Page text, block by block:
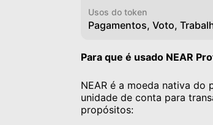
Usos do token
Pagamentos, Voto,
Para que é usado NEAR
NEAR é a moeda nativa do
unidade de conta para
propósitos: